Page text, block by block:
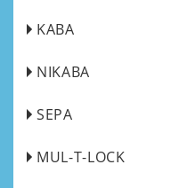
KABA
NIKABA
SEPA
MUL-T-LOCK